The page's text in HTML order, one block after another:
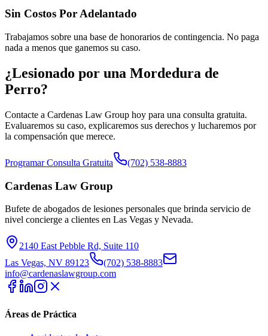
Sin Costos Por Adelantado
Trabajamos sobre una base de honorarios de contingencia. No paga
nada a menos que ganemos su caso.
¿Lesionado por una Mordedura de
Perro?
Contacte a Cardenas Law Group hoy para una consulta gratuita.
Evaluaremos su caso, explicaremos sus derechos y lucharemos por
la compensación que merece.
Programar Consulta Gratuita (702) 538-8883
Cardenas Law Group
Bufete de abogados de lesiones personales que brinda servicio de
nivel concierge a clientes en Las Vegas y Nevada.
2140 East Pebble Rd, Suite 110
Las Vegas, NV 89123
(702) 538-8883
info@cardenaslawgroup.com
Áreas de Práctica